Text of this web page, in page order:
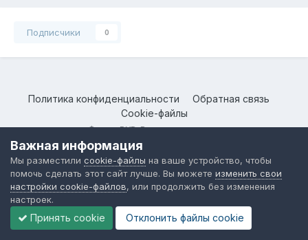
Подписчики 0
Политика конфиденциальности
Обратная связь
Cookie-файлы
@Форум BYD. Все права защищены.
Важная информация
Мы разместили cookie-файлы на ваше устройство, чтобы
помочь сделать этот сайт лучше. Вы можете изменить свои
настройки cookie-файлов, или продолжить без изменения
настроек.
Принять cookie Отклонить файлы сookie